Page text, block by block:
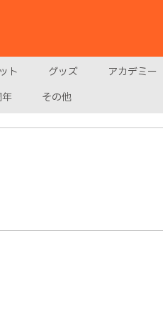
ト グッズ
アカデミー
その他